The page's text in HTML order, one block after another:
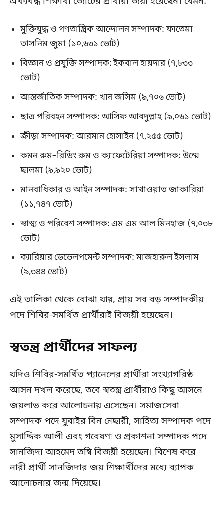
মুক্তিযুদ্ধ ও গণতান্ত্রিক আন্দোলন সম্পাদক: ফাতেমা
তাসনিম জুমা (১০,৬৩১ ভোট)
বিজ্ঞান ও প্রযুক্তি সম্পাদক: ইকবাল হায়দার (৭,৮৩৩
ভোট)
আন্তর্জাতিক সম্পাদক: খান জসিম (৯,৭০৬ ভোট)
ছাত্র পরিবহন সম্পাদক: আসিফ আবদুল্লাহ (৯,০৬১ ভোট)
ক্রীড়া সম্পাদক: আরমান হোসাইন (৭,২৫৫ ভোট)
কমন রুম–রিডিং রুম ও ক্যাফেটেরিয়া সম্পাদক: উম্মে
ছালমা (৯,৯২০ ভোট)
মানবাধিকার ও আইন সম্পাদক: সাখাওয়াত জাকারিয়া
(১১,৭৪৭ ভোট)
স্বাস্থ্য ও পরিবেশ সম্পাদক: এম এম আল মিনহাজ (৭,০৩৮
ভোট)
ক্যারিয়ার ডেভেলপমেন্ট সম্পাদক: মাজহারুল ইসলাম
(৯,৩৪৪ ভোট)
এই তালিকা থেকে বোঝা যায়, প্রায় সব বড় সম্পাদকীয়
পদে শিবির-সমর্থিত প্রার্থীরাই বিজয়ী হয়েছেন।
স্বতন্ত্র প্রার্থীদের সাফল্য
যদিও শিবির-সমর্থিত প্যানেলের প্রার্থীরা সংখ্যাগরিষ্ঠ
আসন দখল করেছে, তবে স্বতন্ত্র প্রার্থীরাও কিছু আসনে
জয়লাভ করে আলোচনায় এসেছেন। সমাজসেবা
সম্পাদক পদে যুবাইর বিন নেছারী, সাহিত্য সম্পাদক পদে
মুসাদ্দিক আলী এবং গবেষণা ও প্রকাশনা সম্পাদক পদে
সানজিদা আহমেদ তন্বি বিজয়ী হয়েছেন। বিশেষ করে
নারী প্রার্থী সানজিদার জয় শিক্ষার্থীদের মধ্যে ব্যাপক
আলোচনার জন্ম দিয়েছে।